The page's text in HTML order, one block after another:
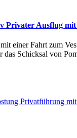
Privater Ausflug
einer Fahrt zum
das Schicksal von
Privatführung